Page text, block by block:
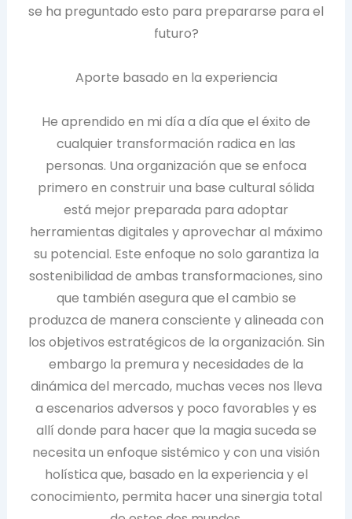
se ha preguntado esto para prepararse para el
futuro?
Aporte basado en la experiencia
He aprendido en mi día a día que el éxito de
cualquier transformación radica en las
personas. Una organización que se enfoca
primero en construir una base cultural sólida
está mejor preparada para adoptar
herramientas digitales y aprovechar al máximo
su potencial. Este enfoque no solo garantiza la
sostenibilidad de ambas transformaciones, sino
que también asegura que el cambio se
produzca de manera consciente y alineada con
los objetivos estratégicos de la organización. Sin
embargo la premura y necesidades de la
dinámica del mercado, muchas veces nos lleva
a escenarios adversos y poco favorables y es
allí donde para hacer que la magia suceda se
necesita un enfoque sistémico y con una visión
holística que, basado en la experiencia y el
conocimiento, permita hacer una sinergia total